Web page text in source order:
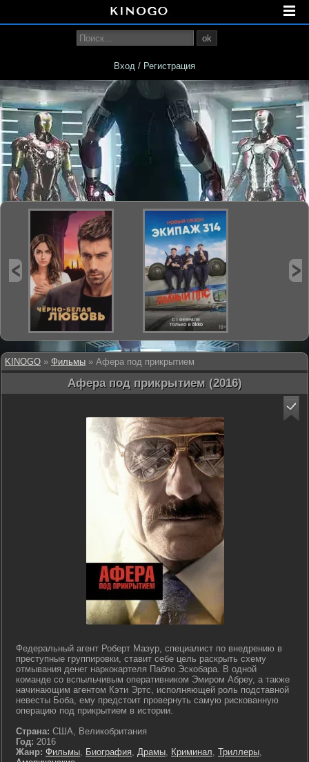
KINOGO » Фильмы » Афера под прикрытием
Афера под прикрытием (2016)
Федеральный агент Роберт Мазур, специалист по внедрению в
преступные группировки, ставит себе цель раскрыть схему
отмывания денег наркокартеля Пабло Эскобара. В одной
команде со вспыльчивым оперативником Эмиром Абреу, а также
начинающим агентом Кэти Эртс, исполняющей роль подставной
невесты Боба, ему предстоит провернуть самую рискованную
операцию под прикрытием в истории.
Страна: США, Великобритания
Год: 2016
Жанр: Фильмы, Биография, Драмы, Криминал, Триллеры,
ok
Вход / Регистрация